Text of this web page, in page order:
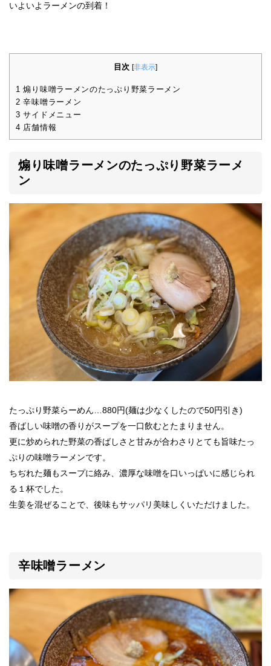
いよいよラーメンの到着！
目次 [非表示]
1 煽り味噌ラーメンのたっぷり野菜ラーメン
2 辛味噌ラーメン
3 サイドメニュー
4 店舗情報
煽り味噌ラーメンのたっぷり野菜ラーメ
ン
たっぷり野菜らーめん…880円(麺は少なくしたので50円引き)
香ばしい味噌の香りがスープを一口飲むとたまりません。
更に炒められた野菜の香ばしさと甘みが合わさりとても旨味たっ
ぷりの味噌ラーメンです。
ちぢれた麺もスープに絡み、濃厚な味噌を口いっぱいに感じられ
る１杯でした。
生姜を混ぜることで、後味もサッパリ美味しくいただけました。
辛味噌ラーメン